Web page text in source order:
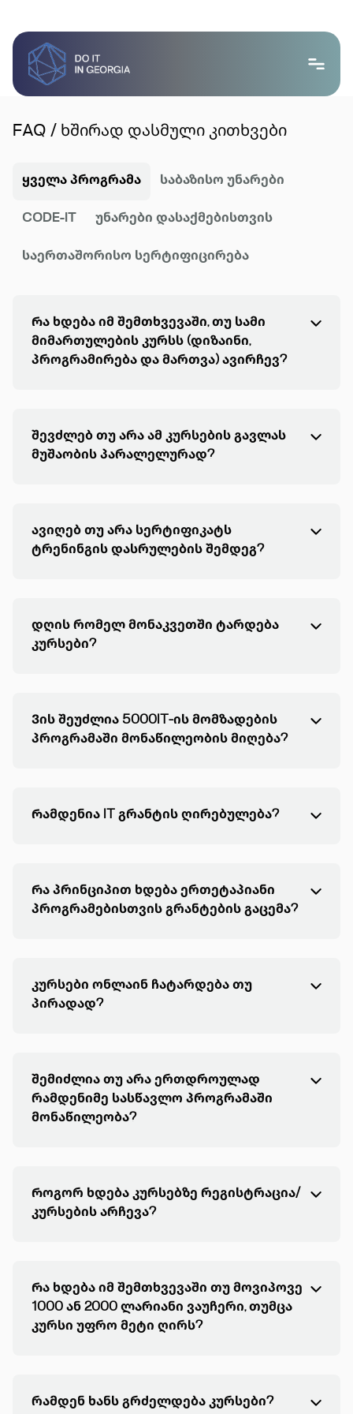
FAQ / ხშირად დასმული კითხვები
ყველა პროგრამა საბაზისო უნარები
CODE-IT უნარები დასაქმებისთვის
საერთაშორისო სერტიფიცირება
Რა ხდება იმ შემთხვევაში, თუ სამი
მიმართულების კურსს (დიზაინი,
პროგრამირება და მართვა) ავირჩევ?
შევძლებ თუ არა ამ კურსების გავლას
მუშაობის პარალელურად?
ავიღებ თუ არა სერტიფიკატს
ტრენინგის დასრულების შემდეგ?
დღის რომელ მონაკვეთში ტარდება
კურსები?
Ვის შეუძლია 5000IT-ის მომზადების
პროგრამაში მონაწილეობის მიღება?
Რამდენია IT გრანტის ღირებულება?
Რა პრინციპით ხდება ერთეტაპიანი
პროგრამებისთვის გრანტების გაცემა?
კურსები ონლაინ ჩატარდება თუ
პირადად?
შემიძლია თუ არა ერთდროულად
რამდენიმე სასწავლო პროგრამაში
მონაწილეობა?
Როგორ ხდება კურსებზე რეგისტრაცია/
კურსების არჩევა?
Რა ხდება იმ შემთხვევაში თუ მოვიპოვე
1000 ან 2000 ლარიანი ვაუჩერი, თუმცა
კურსი უფრო მეტი ღირს?
რამდენ ხანს გრძელდება კურსები?